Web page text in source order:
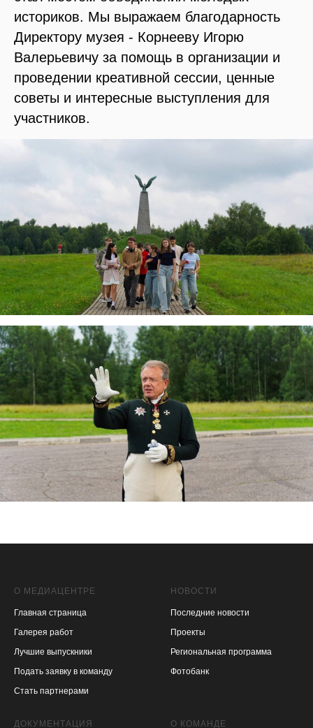
историков. Мы выражаем благодарность
Директору музея - Корнееву Игорю
Валерьевичу за помощь в организации и
проведении креативной сессии, ценные
советы и интересные выступления для
участников.
О МЕДИАЦЕНТРЕ
Главная страница
Галерея работ
Лучшие выпускники
Подать заявку в команду
Стать партнерами
НОВОСТИ
Последние новости
Проекты
Региональная программа
Фотобанк
ДОКУМЕНТАЦИЯ О КОМАНДЕ